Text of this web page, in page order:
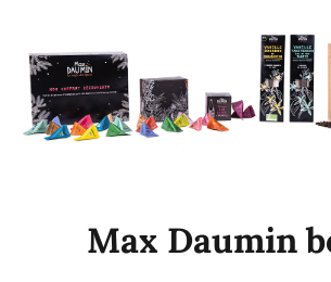
Max Daumin